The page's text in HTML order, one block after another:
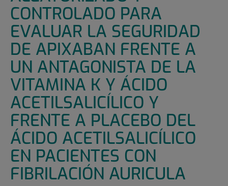
CONTROLADO PARA
EVALUAR LA SEGURIDAD
DE APIXABAN FRENTE A
UN ANTAGONISTA DE LA
VITAMINA K Y ÁCIDO
ACETILSALICÍLICO Y
FRENTE A PLACEBO DEL
ÁCIDO ACETILSALICÍLICO
EN PACIENTES CON
FIBRILACIÓN AURICULA